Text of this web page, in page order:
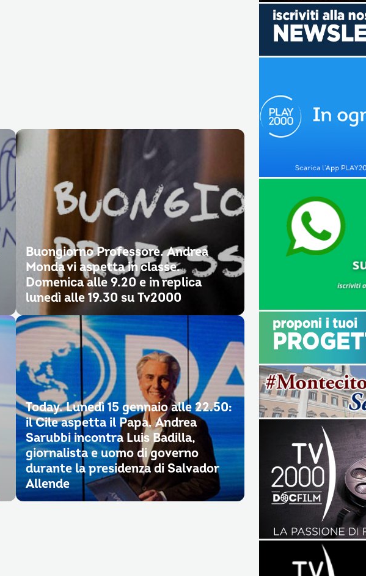
Buongiorno Professore. Andrea
Monda vi aspetta in classe.
Domenica alle 9.20 e in replica
lunedì alle 19.30 su Tv2000
Today. Lunedì 15 gennaio alle 22.50:
il Cile aspetta il Papa. Andrea
Sarubbi incontra Luis Badilla,
giornalista e uomo di governo
durante la presidenza di Salvador
Allende